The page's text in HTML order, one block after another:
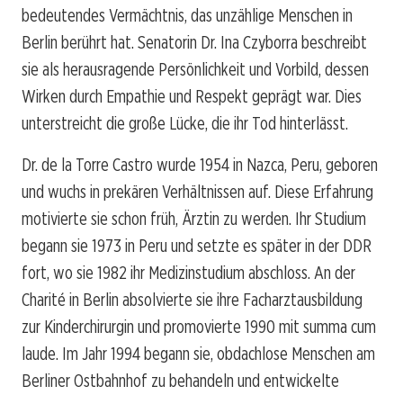
bedeutendes Vermächtnis, das unzählige Menschen in
Berlin berührt hat. Senatorin Dr. Ina Czyborra beschreibt
sie als herausragende Persönlichkeit und Vorbild, dessen
Wirken durch Empathie und Respekt geprägt war. Dies
unterstreicht die große Lücke, die ihr Tod hinterlässt.
Dr. de la Torre Castro wurde 1954 in Nazca, Peru, geboren
und wuchs in prekären Verhältnissen auf. Diese Erfahrung
motivierte sie schon früh, Ärztin zu werden. Ihr Studium
begann sie 1973 in Peru und setzte es später in der DDR
fort, wo sie 1982 ihr Medizinstudium abschloss. An der
Charité in Berlin absolvierte sie ihre Facharztausbildung
zur Kinderchirurgin und promovierte 1990 mit summa cum
laude. Im Jahr 1994 begann sie, obdachlose Menschen am
Berliner Ostbahnhof zu behandeln und entwickelte